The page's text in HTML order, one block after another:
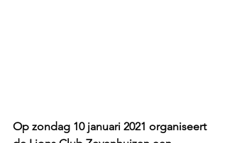
Op zondag 10 januari 2021 organiseert